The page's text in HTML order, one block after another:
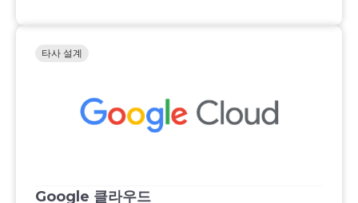
Google 클라우드
타사 설계